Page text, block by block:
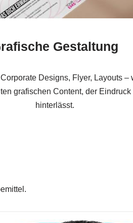
Gestaltung
Designs, Flyer, Layouts –
grafischen Content, der Eindruck
hinterlässt.